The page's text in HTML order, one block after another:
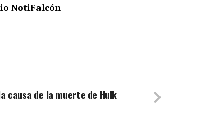
NotiFalcón
causa de la muerte de Hulk